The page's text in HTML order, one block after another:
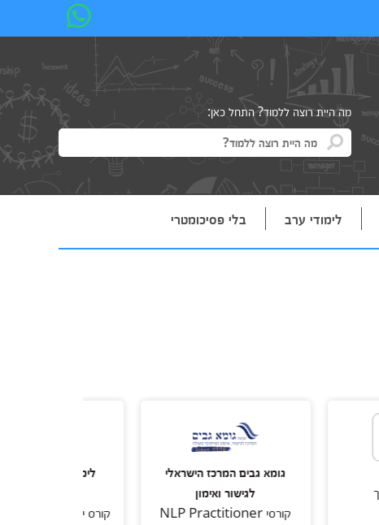
מה היית רוצה ללמוד? התחל כאן:
לימודי ערב בלי פסיכומטרי
גומא גבים המרכז הישראלי
לימודי החוץ של המכללה
קורס יועצי בריאות בשיטת NLP